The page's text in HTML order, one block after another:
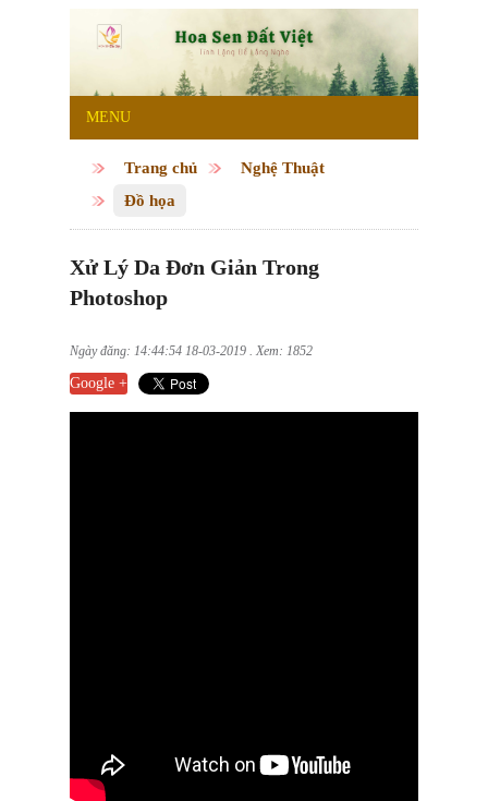
MENU
Trang chủ
Nghệ Thuật
Đồ họa
Xử Lý Da Đơn Giản Trong
Photoshop
Ngày đăng: 14:44:54 18-03-2019 . Xem: 1852
Google +